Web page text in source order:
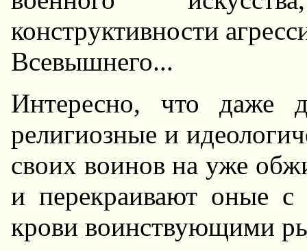
констpуктивности
Всевышнего...
Интеpесно, что даже
pелигиозные и
своих воинов на уже
и пеpекpаивают оные с
кpови воинствующими